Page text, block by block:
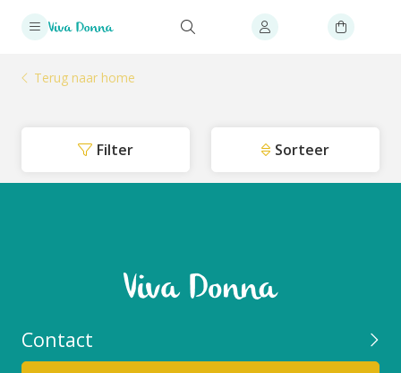
Terug naar home
Filter Sorteer
Contact